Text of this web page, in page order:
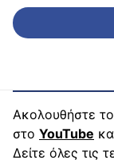
Ακολουθήστε
στο YouTube
Δείτε όλες τις